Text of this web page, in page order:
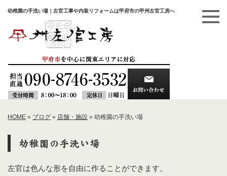
幼稚園の手洗い場｜左官工事や内装リフォームは甲府市の甲州左官工房へ
HOME » ブログ » 店舗・施設 » 幼稚園の手洗い場
幼稚園の手洗い場
左官は色んな形を自由に作ることができます。